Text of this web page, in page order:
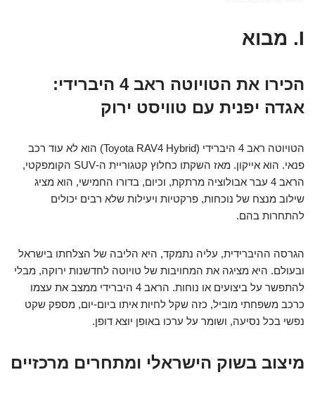
I. מבוא
הכירו את הטויוטה ראב 4 היברידי:
אגדה יפנית עם טוויסט ירוק
הטויוטה ראב 4 היברידי (Toyota RAV4 Hybrid) הוא לא עוד רכב
פנאי. הוא אייקון. מאז השקתו כחלוץ קטגוריית ה-SUV הקומפקטי,
הראב 4 עבר אבולוציה מרתקת, וכיום, בדורו החמישי, הוא מציג
שילוב מנצח של נוכחות, פרקטיות ויעילות שלא רבים יכולים
להתחרות בהם.
הגרסה ההיברידית, עליה נתמקד, היא הליבה של הצלחתו בישראל
ובעולם. היא מציגה את המחויבות של טויוטה לחדשנות ירוקה, מבלי
להתפשר על ביצועים או נוחות. הראב 4 היברידי ממצב את עצמו
כרכב משפחתי מוביל, כזה שקל לחיות איתו ביום-יום, מספק שקט
נפשי בכל נסיעה, ושומר על ערכו באופן יוצא דופן.
מיצוב בשוק הישראלי ומתחרים מרכזיים